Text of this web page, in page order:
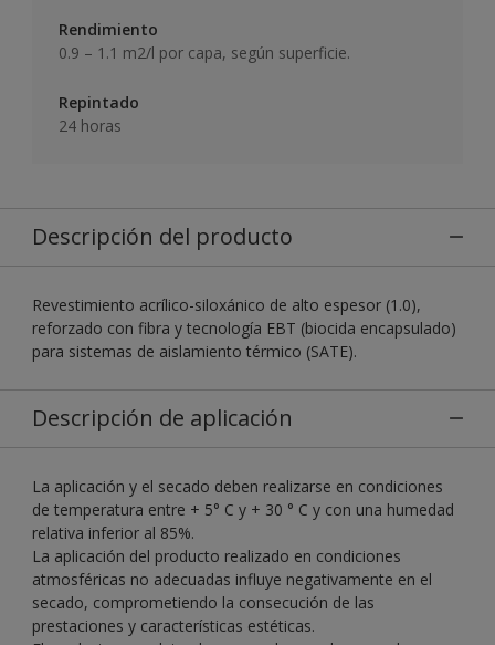
Rendimiento
0.9 – 1.1 m2/l por capa, según superficie.
Repintado
24 horas
Descripción del producto
Revestimiento acrílico-siloxánico de alto espesor (1.0),
reforzado con fibra y tecnología EBT (biocida encapsulado)
para sistemas de aislamiento térmico (SATE).
Descripción de aplicación
La aplicación y el secado deben realizarse en condiciones
de temperatura entre + 5° C y + 30 ° C y con una humedad
relativa inferior al 85%.
La aplicación del producto realizado en condiciones
atmosféricas no adecuadas influye negativamente en el
secado, comprometiendo la consecución de las
prestaciones y características estéticas.